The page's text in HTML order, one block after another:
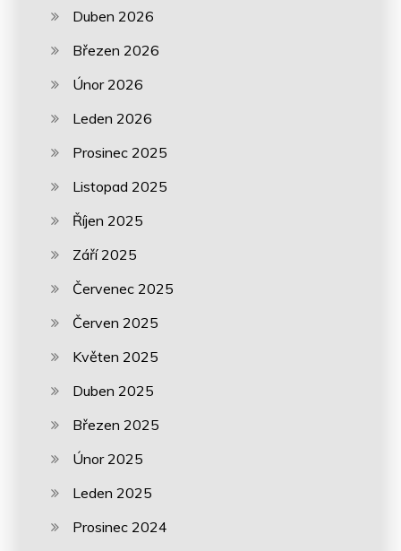
Duben 2026
Březen 2026
Únor 2026
Leden 2026
Prosinec 2025
Listopad 2025
Říjen 2025
Září 2025
Červenec 2025
Červen 2025
Květen 2025
Duben 2025
Březen 2025
Únor 2025
Leden 2025
Prosinec 2024